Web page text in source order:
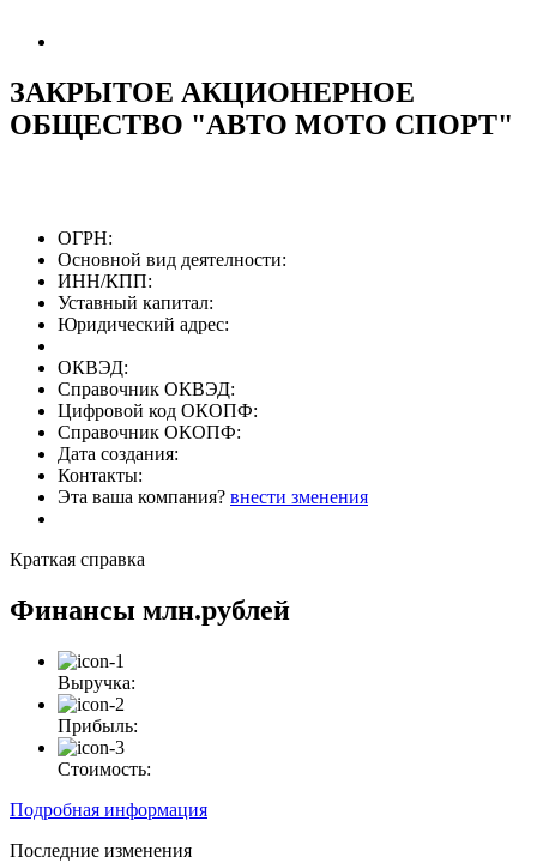
ЗАКРЫТОЕ АКЦИОНЕРНОЕ
ОБЩЕСТВО "АВТО МОТО СПОРТ"
ОГРН:
Основной вид деятелности:
ИНН/КПП:
Уставный капитал:
Юридический адрес:
ОКВЭД:
Справочник ОКВЭД:
Цифровой код ОКОПФ:
Справочник ОКОПФ:
Дата создания:
Контакты:
Эта ваша компания? внести зменения
Краткая справка
Финансы млн.рублей
Выручка:
Прибыль:
Стоимость:
Подробная информация
Последние изменения